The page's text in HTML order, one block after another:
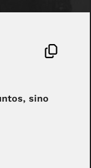
sino